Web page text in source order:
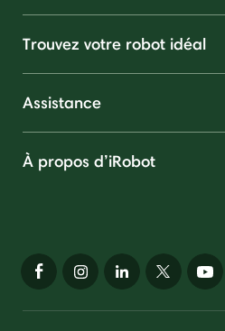
Trouvez votre robot idéal
Assistance
À propos d’iRobot